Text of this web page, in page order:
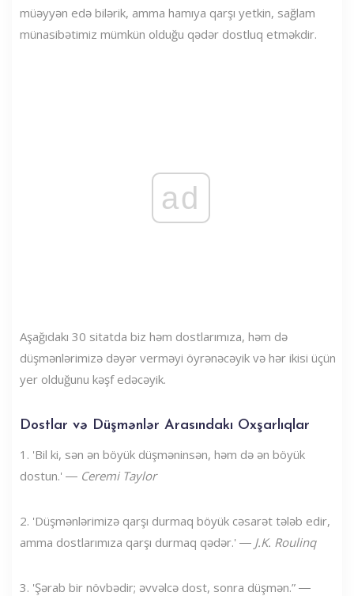
müəyyən edə bilərik, amma hamıya qarşı yetkin, sağlam
münasibətimiz mümkün olduğu qədər dostluq etməkdir.
ad
Aşağıdakı 30 sitatda biz həm dostlarımıza, həm də
düşmənlərimizə dəyər verməyi öyrənəcəyik və hər ikisi üçün
yer olduğunu kəşf edəcəyik.
Dostlar və Düşmənlər Arasındakı Oxşarlıqlar
1. 'Bil ki, sən ən böyük düşməninsən, həm də ən böyük
dostun.' ― Ceremi Taylor
2. 'Düşmənlərimizə qarşı durmaq böyük cəsarət tələb edir,
amma dostlarımıza qarşı durmaq qədər.' ― J.K. Roulinq
3. 'Şərab bir növbədir; əvvəlcə dost, sonra düşmən.” ―